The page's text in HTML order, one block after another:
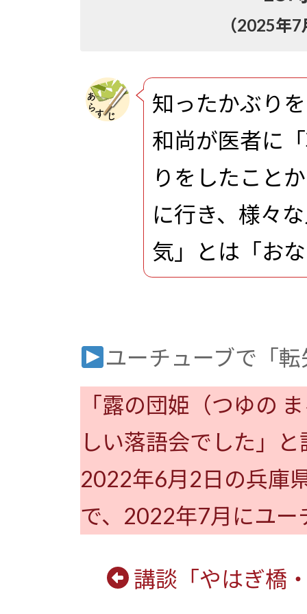
（2025年
知ったかぶり
和尚が医者に
りをしたこと
に行き、様々
気」とは「お
ユーチューブで「
「露の団姫（つゆの
しい落語会でした」
2022年6月2日の兵庫
で、2022年7月にユー
講談「やはぎ橋